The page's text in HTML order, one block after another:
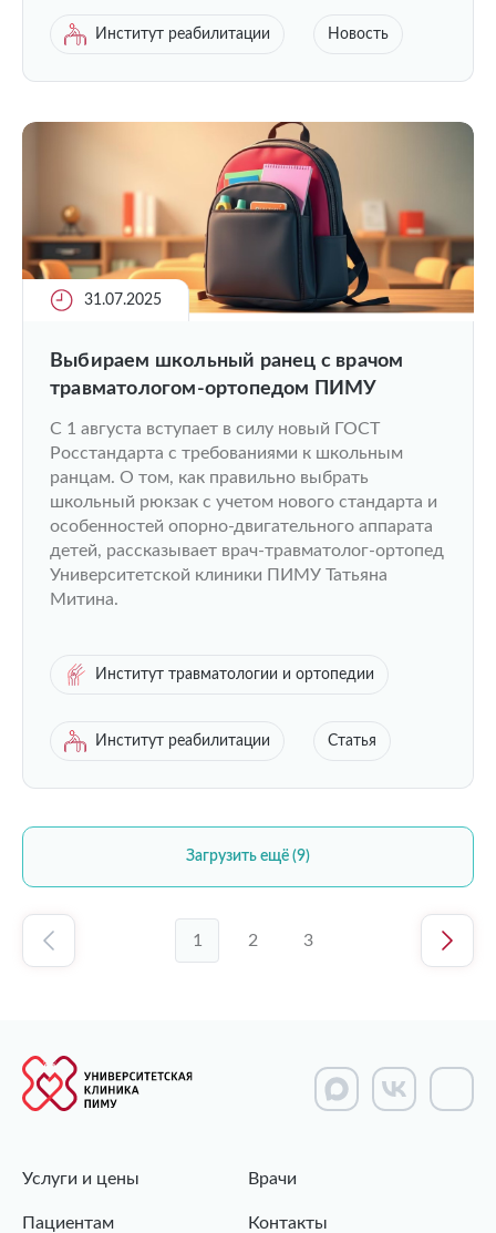
Институт реабилитации Новость
31.07.2025
Выбираем школьный ранец с врачом
травматологом-ортопедом ПИМУ
С 1 августа вступает в силу новый ГОСТ
Росстандарта с требованиями к школьным
ранцам. О том, как правильно выбрать
школьный рюкзак с учетом нового стандарта и
особенностей опорно-двигательного аппарата
детей, рассказывает врач-травматолог-ортопед
Университетской клиники ПИМУ Татьяна
Митина.
Институт травматологии и ортопедии
Институт реабилитации Статья
Загрузить ещё (9)
1 2 3
Услуги и цены Врачи
Пациентам Контакты